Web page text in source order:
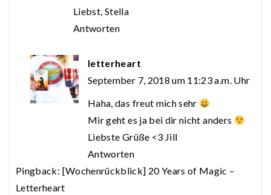
Liebst, Stella
Antworten
letterheart
September 7, 2018 um 11:23 a.m. Uhr
Haha, das freut mich sehr
Mir geht es ja bei dir nicht anders
Liebste Grüße <3 Jill
Antworten
Pingback: [Wochenrückblick] 20 Years of Magic –
Letterheart